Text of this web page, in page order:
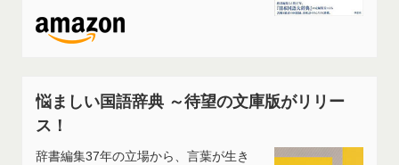
悩ましい国語辞典 ～待望の文庫版がリリー
ス！
辞書編集37年の立場から、言葉が生き